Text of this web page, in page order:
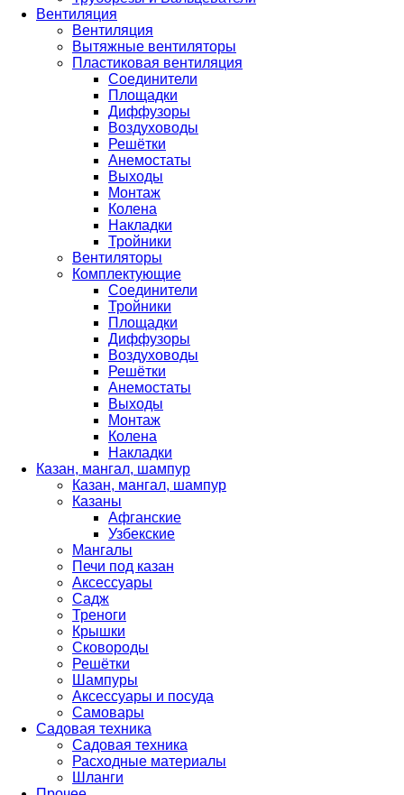
Вентиляция
Вентиляция
Вытяжные вентиляторы
Пластиковая вентиляция
Соединители
Площадки
Диффузоры
Воздуховоды
Решётки
Анемостаты
Выходы
Монтаж
Колена
Накладки
Тройники
Вентиляторы
Комплектующие
Соединители
Тройники
Площадки
Диффузоры
Воздуховоды
Решётки
Анемостаты
Выходы
Монтаж
Колена
Накладки
Казан, мангал, шампур
Казан, мангал, шампур
Казаны
Афганские
Узбекские
Мангалы
Печи под казан
Аксессуары
Садж
Треноги
Крышки
Сковороды
Решётки
Шампуры
Аксессуары и посуда
Самовары
Садовая техника
Садовая техника
Расходные материалы
Шланги